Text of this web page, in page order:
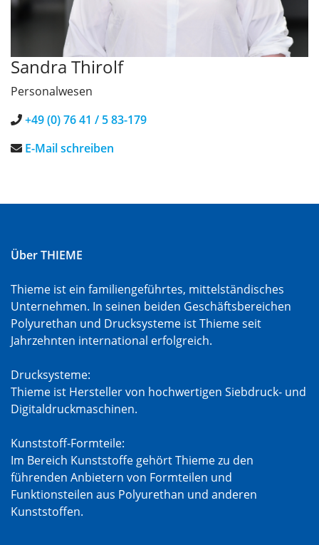
Sandra Thirolf
Personalwesen
+49 (0) 76 41 / 5 83-179
E-Mail schreiben
Über THIEME
Thieme ist ein familiengeführtes, mittelständisches
Unternehmen. In seinen beiden Geschäftsbereichen
Polyurethan und Drucksysteme ist Thieme seit
Jahrzehnten international erfolgreich.
Drucksysteme:
Thieme ist Hersteller von hochwertigen Siebdruck- und
Digitaldruckmaschinen.
Kunststoff-Formteile:
Im Bereich Kunststoffe gehört Thieme zu den
führenden Anbietern von Formteilen und
Funktionsteilen aus Polyurethan und anderen
Kunststoffen.